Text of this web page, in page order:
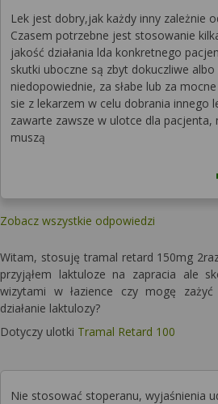
Lek jest dobry,jak każdy inny zależnie
Czasem potrzebne jest stosowanie
jakość działania lda konkretnego
skutki uboczne są zbyt dokuczliwe albo
niedopowiednie, za słabe lub za
sie z lekarzem w celu dobrania innego
zawarte zawsze w ulotce dla pacjenta,
muszą
Zobacz wszystkie odpowiedzi
Witam, stosuję tramal retard 150mg
przyjąłem laktuloze na zapracia ale
wizytami w łazience czy mogę
działanie laktulozy?
Dotyczy ulotki Tramal Retard 100
Nie stosować stoperanu, wyjaśnienia